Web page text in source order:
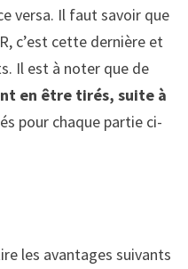
versa. Il faut savoir que
c’est cette dernière et
Il est à noter que de
en être tirés, suite à
pour chaque partie ci-
les avantages suivants